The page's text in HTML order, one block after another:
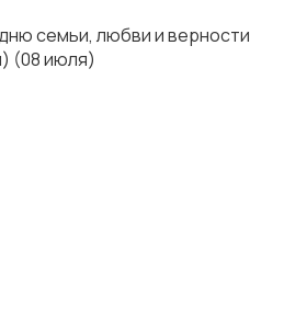
семьи, любви и верности
(08 июля)